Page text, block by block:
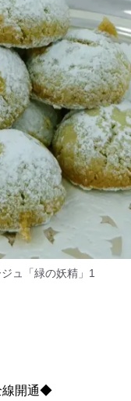
ュ「緑の妖精」1
開通◆